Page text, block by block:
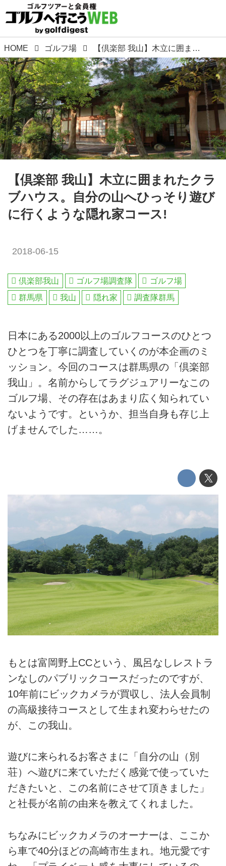
HOME ゴルフ場 【倶楽部 我山】木立に囲まれたクラブハウス。自分の山へひっそり遊びに行くような隠れ家コース!
【倶楽部 我山】木立に囲まれたクラ
ブハウス。自分の山へひっそり遊び
に行くような隠れ家コース!
2018-06-15
倶楽部我山 ゴルフ場調査隊
ゴルフ場
群馬県
我山 隠れ家 調査隊群馬
日本にある2000以上のゴルフコースのひとつ
ひとつを丁寧に調査していくのが本企画のミ
ッション。今回のコースは群馬県の「倶楽部
我山」。名前からしてラグジュアリーなこの
ゴルフ場、その存在はあまり広く知られてい
ないようです。というか、担当自身も存じ上
げませんでした……。
もとは富岡野上CCという、風呂なしレストラ
ンなしのパブリックコースだったのですが、
10年前にビックカメラが買収し、法人会員制
の高級接待コースとして生まれ変わらせたの
が、この我山。
遊びに来られるお客さまに「自分の山（別
荘）へ遊びに来ていただく感覚で使っていた
だきたいと、この名前にさせて頂きました」
と社長が名前の由来を教えてくれました。
ちなみにビックカメラのオーナーは、ここか
ら車で40分ほどの高崎市生まれ。地元愛です